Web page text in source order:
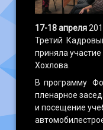
17-18 апреля
Третий
приняла
Хохлова.
В программу
пленарное
и посещение